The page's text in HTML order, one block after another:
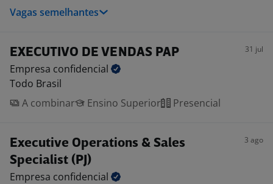
Vagas semelhantes
EXECUTIVO DE VENDAS PAP 31 jul
Empresa confidencial
Todo Brasil
A combinar
Ensino Superior Presencial
Executive Operations & Sales
Specialist (PJ)
3 ago
Empresa confidencial